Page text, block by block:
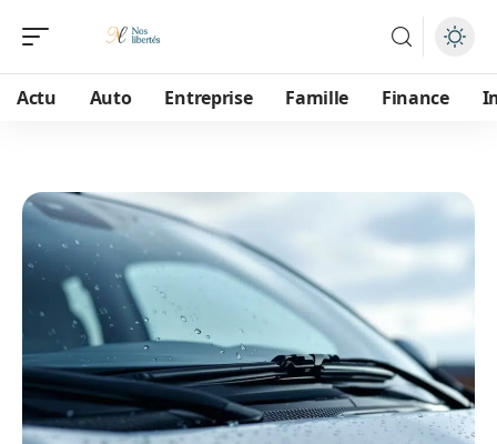
Actu Auto Entreprise Famille Finance